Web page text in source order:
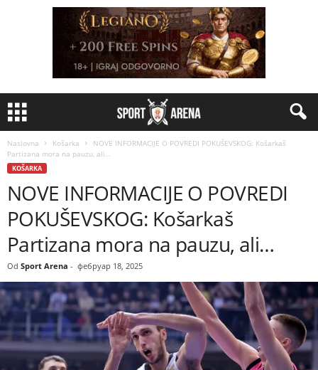
Naslovna Košarka
NOVE INFORMACIJE O POVREDI POKUŠEVSKOG: Košarkaš
Partizana mora na pauzu, ali…
KOŠARKA
NOVE INFORMACIJE O POVREDI
POKUŠEVSKOG: Košarkaš
Partizana mora na pauzu, ali…
Od Sport Arena - фебруар 18, 2025